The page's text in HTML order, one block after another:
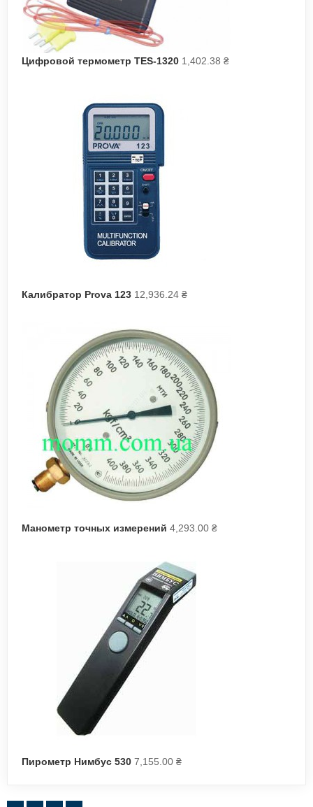
Цифровой термометр TES-1320 1,402.38 ₴
Калибратор Prova 123 12,936.24 ₴
Манометр точных измерений 4,293.00 ₴
Пирометр Нимбус 530 7,155.00 ₴